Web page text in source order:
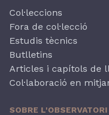
Col·leccions
Fora de col·lecció
Estudis tècnics
Butlletins
Articles i capítols de
Col·laboració en
SOBRE L'OBSERVATORI